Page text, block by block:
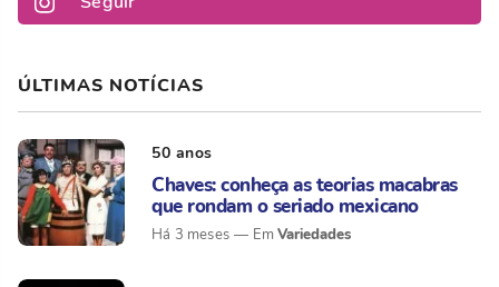
ÚLTIMAS NOTÍCIAS
50 anos
Chaves: conheça as teorias macabras
que rondam o seriado mexicano
Há 3 meses Variedades